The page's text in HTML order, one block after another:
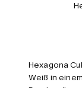
Hexagona
Weiß in